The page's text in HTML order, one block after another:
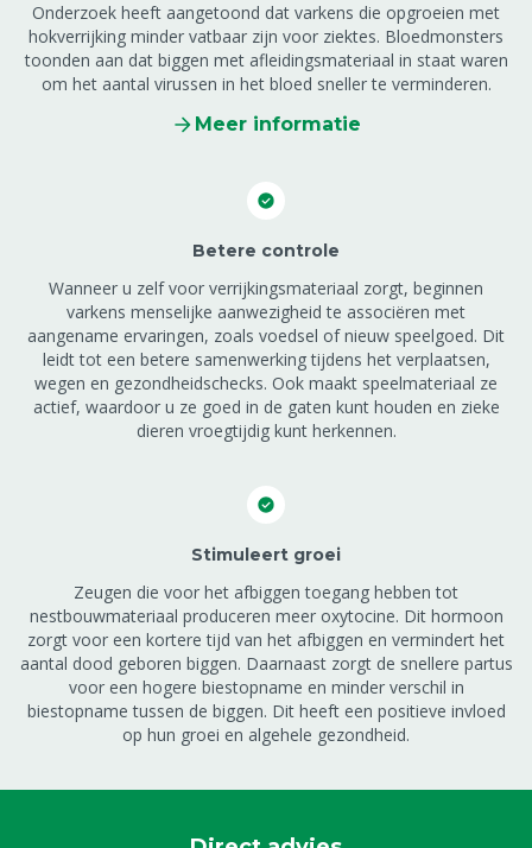
Onderzoek heeft aangetoond dat varkens die opgroeien met
hokverrijking minder vatbaar zijn voor ziektes. Bloedmonsters
toonden aan dat biggen met afleidingsmateriaal in staat waren
om het aantal virussen in het bloed sneller te verminderen.
Meer informatie
Betere controle
Wanneer u zelf voor verrijkingsmateriaal zorgt, beginnen
varkens menselijke aanwezigheid te associëren met
aangename ervaringen, zoals voedsel of nieuw speelgoed. Dit
leidt tot een betere samenwerking tijdens het verplaatsen,
wegen en gezondheidschecks. Ook maakt speelmateriaal ze
actief, waardoor u ze goed in de gaten kunt houden en zieke
dieren vroegtijdig kunt herkennen.
Stimuleert groei
Zeugen die voor het afbiggen toegang hebben tot
nestbouwmateriaal produceren meer oxytocine. Dit hormoon
zorgt voor een kortere tijd van het afbiggen en vermindert het
aantal dood geboren biggen. Daarnaast zorgt de snellere partus
voor een hogere biestopname en minder verschil in
biestopname tussen de biggen. Dit heeft een positieve invloed
op hun groei en algehele gezondheid.